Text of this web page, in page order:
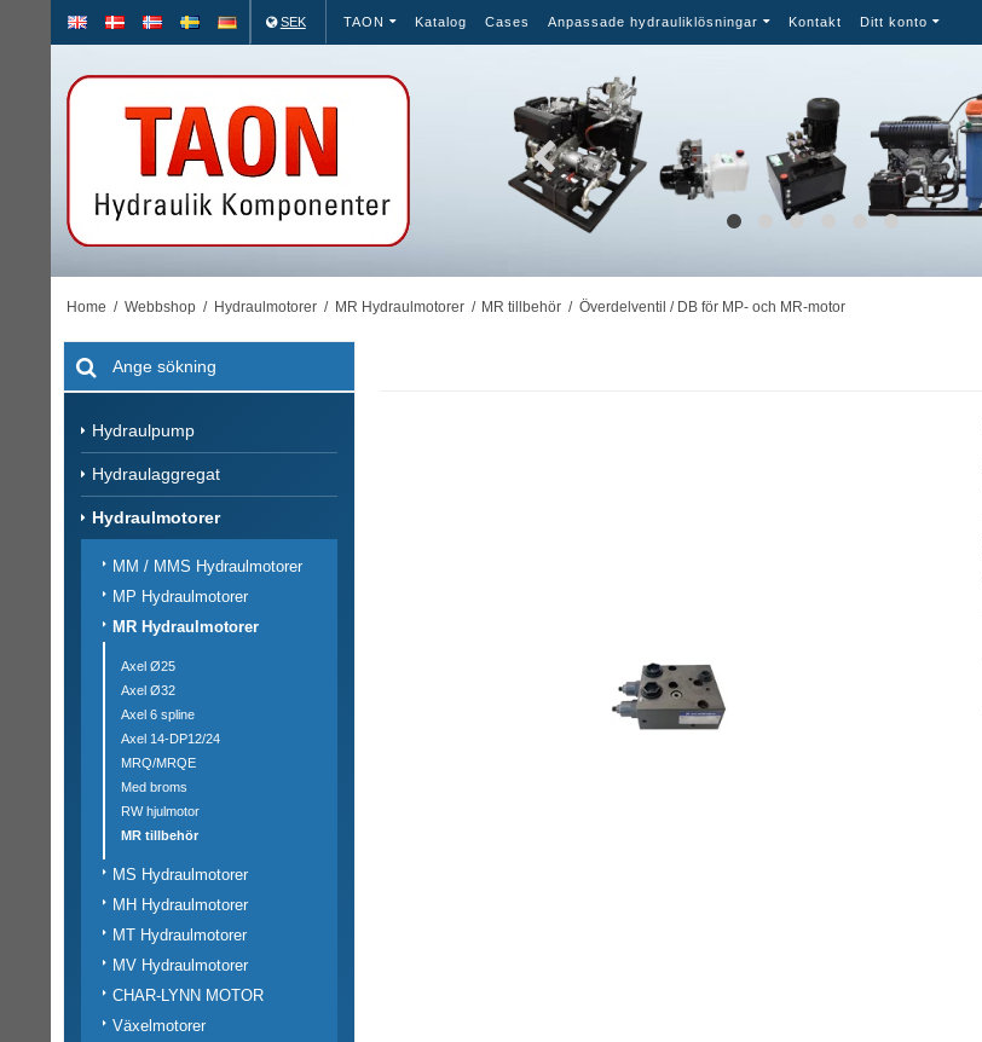
SEK TAON Katalog Cases Anpassade hydrauliklösningar Kontakt Ditt konto
Home / Webbshop / Hydraulmotorer / MR Hydraulmotorer / MR tillbehör / Överdelventil / DB för MP- och MR-motor
Hydraulpump
Hydraulaggregat
Hydraulmotorer
MM / MMS Hydraulmotorer
MP Hydraulmotorer
MR Hydraulmotorer
Axel Ø25
Axel Ø32
Axel 6 spline
Axel 14-DP12/24
MRQ/MRQE
Med broms
RW hjulmotor
MR tillbehör
MS Hydraulmotorer
MH Hydraulmotorer
MT Hydraulmotorer
MV Hydraulmotorer
CHAR-LYNN MOTOR
Växelmotorer